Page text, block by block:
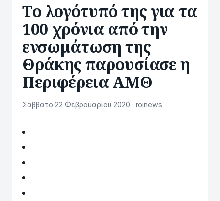
To λογότυπό της για τα
100 χρόνια από την
ενσωμάτωση της
Θράκης παρουσίασε η
Περιφέρεια ΑΜΘ
Σάββατο 22 Φεβρουαρίου 2020 · roinews